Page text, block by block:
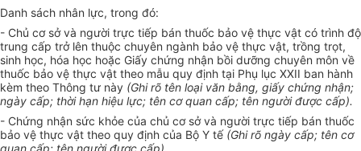
Danh sách nhân lực, trong đó:
- Chủ cơ sở và người trực tiếp bán thuốc bảo vệ thực vật có trình độ
trung cấp trở lên thuộc chuyên ngành bảo vệ thực vật, trồng trọt,
sinh học, hóa học hoặc Giấy chứng nhận bồi dưỡng chuyên môn về
thuốc bảo vệ thực vật theo mẫu quy định tại Phụ lục XXII ban hành
kèm theo Thông tư này (Ghi rõ tên loại văn bằng, giấy chứng nhận;
ngày cấp; thời hạn hiệu lực; tên cơ quan cấp; tên người được cấp).
- Chứng nhận sức khỏe của chủ cơ sở và người trực tiếp bán thuốc
bảo vệ thực vật theo quy định của Bộ Y tế (Ghi rõ ngày cấp; tên cơ
quan cấp; tên người được cấp).